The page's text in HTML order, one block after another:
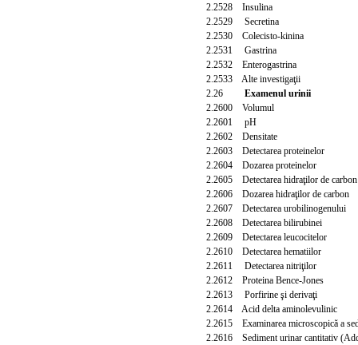
2.2528 Insulina
2.2529 Secretina
2.2530 Colecisto-kinina
2.2531 Gastrina
2.2532 Enterogastrina
2.2533 Alte investigaţii
2.26 Examenul urinii
2.2600 Volumul
2.2601 pH
2.2602 Densitate
2.2603 Detectarea proteinelor
2.2604 Dozarea proteinelor
2.2605 Detectarea hidraţilor de carbon
2.2606 Dozarea hidraţilor de carbon
2.2607 Detectarea urobilinogenului
2.2608 Detectarea bilirubinei
2.2609 Detectarea leucocitelor
2.2610 Detectarea hematiilor
2.2611 Detectarea nitriţilor
2.2612 Proteina Bence-Jones
2.2613 Porfirine şi derivaţi
2.2614 Acid delta aminolevulinic
2.2615 Examinarea microscopică a
2.2616 Sediment urinar cantitativ